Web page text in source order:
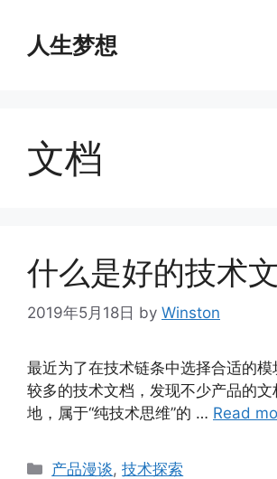
content人生梦想
文档
什么是好的技术
2019年5月18日 by Winston
最近为了在技术链条中选择合适的模
较多的技术文档，发现不少产品的
地，属于“纯技术思维”的 … Read
Categories
产品漫谈,技术探索